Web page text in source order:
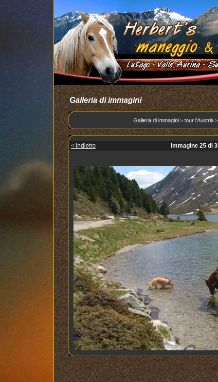
Galleria di immagini
Galleria di immagini> tour l'Austria
< indietro immagine 25 di